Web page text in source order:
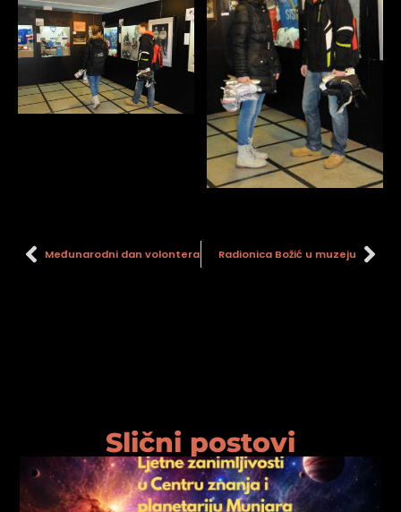
Međunarodni dan volontera Radionica Božić u muzeju
Slični postovi